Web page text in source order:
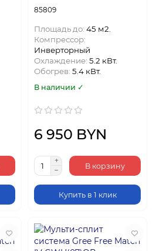
85809
Площадь до: 45 м2.
Компрессор:
Инверторный
Охлаждение: 5.2 кВт.
Обогрев: 5.4 кВт.
В наличии ✓
6 950 BYN
В корзину
Купить в 1 клик